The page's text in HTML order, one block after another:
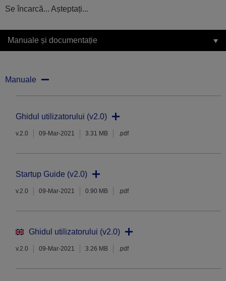
Se încarcă... Așteptați...
Manuale și documentație
Manuale
Ghidul utilizatorului (v2.0)
v.2.0 09-Mar-2021 3.31 MB .pdf
Startup Guide (v2.0)
v.2.0 09-Mar-2021 0.90 MB .pdf
Ghidul utilizatorului (v2.0)
v.2.0 09-Mar-2021 3.26 MB .pdf